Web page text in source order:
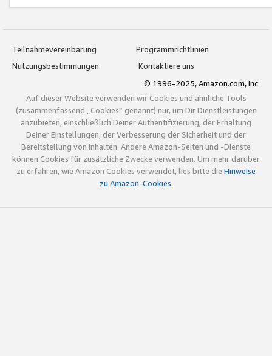
Teilnahmevereinbarung
Programmrichtlinien
Nutzungsbestimmungen
Kontaktiere uns
© 1996-2025, Amazon.com, Inc.
Auf dieser Website verwenden wir Cookies und ähnliche Tools
(zusammenfassend „Cookies“ genannt) nur, um Dir Dienstleistungen
anzubieten, einschließlich Deiner Authentifizierung, der Erhaltung
Deiner Einstellungen, der Verbesserung der Sicherheit und der
Bereitstellung von Inhalten. Andere Amazon-Seiten und -Dienste
können Cookies für zusätzliche Zwecke verwenden. Um mehr darüber
zu erfahren, wie Amazon Cookies verwendet, lies bitte die Hinweise
zu Amazon-Cookies.